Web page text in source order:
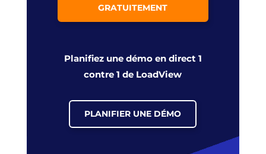
GRATUITEMENT
Planifiez une démo en direct 1
contre 1 de LoadView
PLANIFIER UNE DÉMO